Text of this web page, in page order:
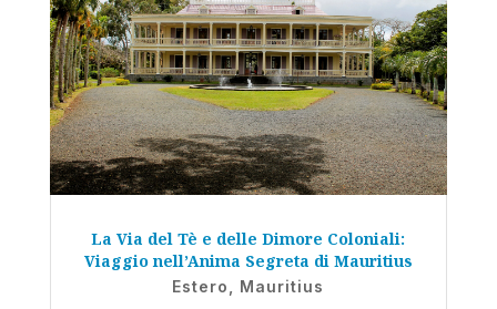
La Via del Tè e delle Dimore Coloniali:
Viaggio nell’Anima Segreta di Mauritius
Estero Mauritius